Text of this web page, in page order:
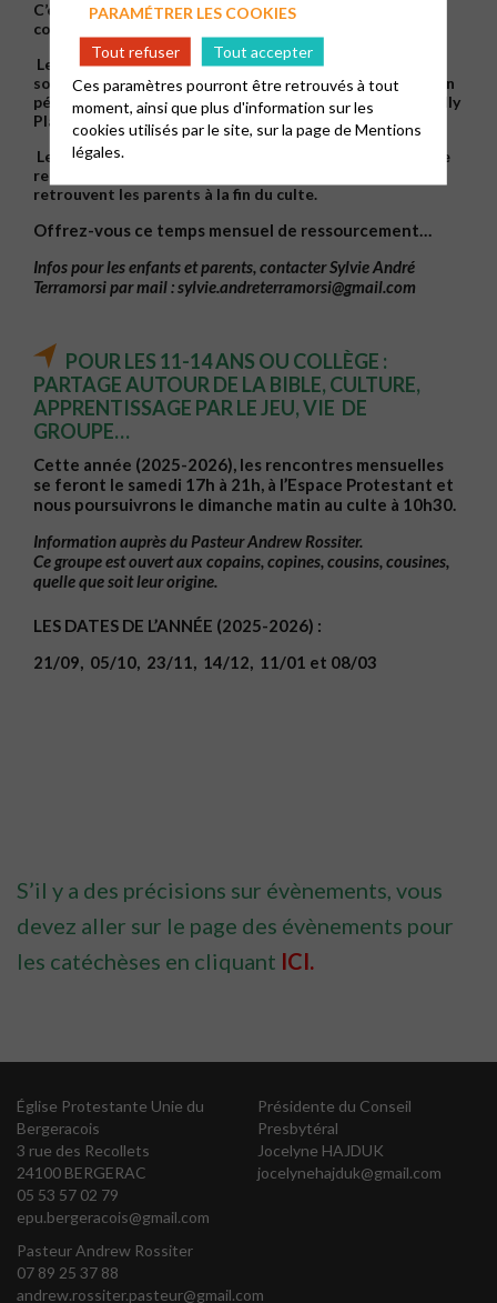
C’est simple, ces dimanches-là, les parents viennent
comme d’habitude au culte à 10h30 au temple.
Les enfants participent à l’accueil et la louange, puis ils
sont pris en charge par deux adultes qui les emmènent en
pédibus dans une salle dédiée pour vivre une séance Godly
Play.
Le temps de la petite marche est aussi un beau temps de
rencontre et de discussion avec les enfants. Les enfants
retrouvent les parents à la fin du culte.
Offrez-vous ce temps mensuel de ressourcement…
Infos pour les enfants et parents, contacter Sylvie André
Terramorsi par mail :sylvie.andreterramorsi@gmail.com
POUR LES 11-14 ANS OU COLLÈGE :
PARTAGE AUTOUR DE LA BIBLE, CULTURE,
APPRENTISSAGE PAR LE JEU, VIE DE
GROUPE…
Cette année (2025-2026), les rencontres mensuelles
se feront le samedi 17h à 21h, à l’Espace Protestant et
nous poursuivrons le dimanche matin au culte à 10h30.
Information auprès du Pasteur Andrew Rossiter.
Ce groupe est ouvert aux copains, copines, cousins, cousines,
quelle que soit leur origine.
LES DATES DE L’ANNÉE (2025-2026) :
21/09, 05/10, 23/11, 14/12, 11/01 et 08/03
S’il y a des précisions sur évènements, vous
devez aller sur le page des évènements pour
les catéchèses en cliquant ICI.
Église Protestante Unie du
Bergeracois
3 rue des Recollets
24100 BERGERAC
05 53 57 02 79
epu.bergeracois@gmail.com
Présidente du Conseil
Presbytéral
Jocelyne HAJDUK
jocelynehajduk@gmail.com
Pasteur Andrew Rossiter
07 89 25 37 88
andrew.rossiter.pasteur@gmail.com
PARAMÉTRER LES COOKIES
Tout refuser
Tout accepter
Ces paramètres pourront être retrouvés à tout
moment, ainsi que plus d'information sur les
cookies utilisés par le site, sur la page deMentions
légales.